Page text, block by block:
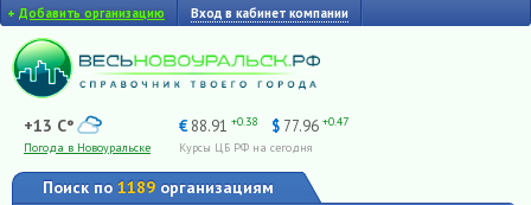
+ Добавить организацию Вход в кабинет компании
+13 C°
Погода в Новоуральске
€ 88.91 +0.38 $ 77.96 +0.47
Курсы ЦБ РФ на сегодня
Поиск по 1189 организациям